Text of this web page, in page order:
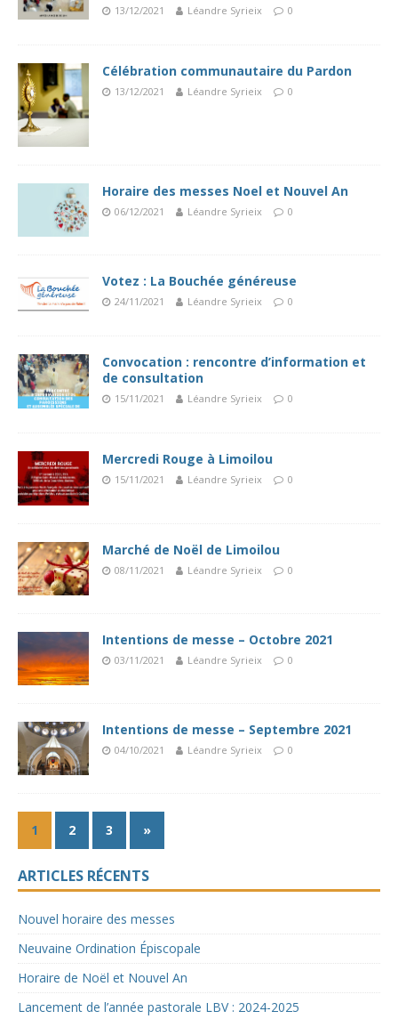
13/12/2021 Léandre Syrieix 0
Célébration communautaire du Pardon
13/12/2021 Léandre Syrieix 0
Horaire des messes Noel et Nouvel An
06/12/2021 Léandre Syrieix 0
Votez : La Bouchée généreuse
24/11/2021 Léandre Syrieix 0
Convocation : rencontre d’information et
de consultation
15/11/2021 Léandre Syrieix 0
Mercredi Rouge à Limoilou
15/11/2021 Léandre Syrieix 0
Marché de Noël de Limoilou
08/11/2021 Léandre Syrieix 0
Intentions de messe – Octobre 2021
03/11/2021 Léandre Syrieix 0
Intentions de messe – Septembre 2021
04/10/2021 Léandre Syrieix 0
1 2 3 »
ARTICLES RÉCENTS
Nouvel horaire des messes
Neuvaine Ordination Épiscopale
Horaire de Noël et Nouvel An
Lancement de l’année pastorale LBV : 2024-2025